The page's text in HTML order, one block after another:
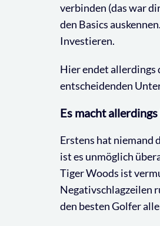
verbinden (das war
den Basics
Investieren.
Hier endet allerdings
entscheidenden
Es macht
Erstens hat niemand
ist es unmöglich
Tiger Woods ist
Negativschlagzeilen
den besten Golfer